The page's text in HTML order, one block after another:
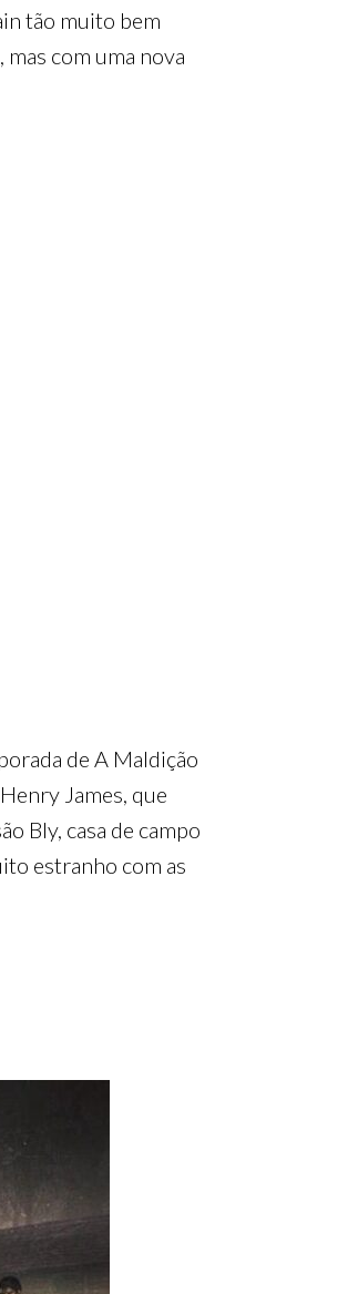
tão muito bem
com uma nova
de A Maldição
James, que
Bly, casa de campo
estranho com as